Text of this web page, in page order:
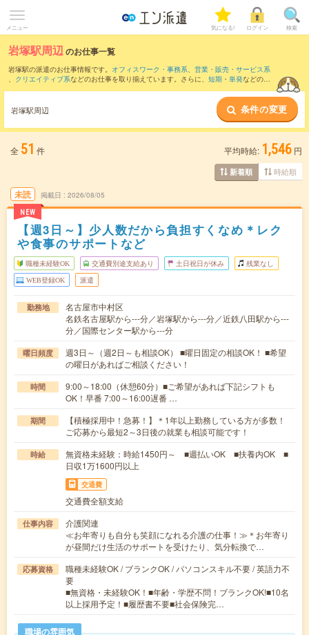
メニュー 気になる! ログイン 検索
岩塚駅周辺のお仕事一覧
岩塚駅の派遣のお仕事情報です。 オフィスワーク・事務系、 営業・販売・サービス系
、 クリエイティブ系などのお仕事を取り揃えています。さらに、 短期 ・ 単発などの期
また、名古屋駅 国際センター駅など
近隣駅のお仕事もご確認いただけます。
岩塚駅周辺 条件の変更
全 51 件 平均時給: 1,546 円
新着順 時給順
未読
NEW
掲載日 2026/08/05
【週3日～】少人数だから負担すくなめ＊レク
や食事のサポートなど
職種未経験OK 交通費別途支給あり 土日祝日が休み 残業なし
WEB登録OK 派遣
勤務地
名古屋市中村区
名鉄名古屋駅から---分／岩塚駅から---分／近鉄八田駅から---
分／国際センター駅から---分
曜日頻度
週3日～（週2日～も相談OK） ■曜日固定の相談OK！ ■希望
の曜日があればご相談ください！
時間
9:00～18:00（休憩60分）■ご希望があれば下記シフトも
OK！早番 7:00～16:00遅番 …
期間
【積極採用中！急募！】＊1年以上勤務している方が多数！
ご応募から最短2～3日後の就業も相談可能です！
時給
無資格未経験：時給1450円～ ■週払いOK ■扶養内OK ■
日収1万1600円以上
交通費
交通費全額支給
仕事内容
介護関連
≪お年寄りも自分も笑顔になれる介護の仕事！≫＊お年寄り
が昼間だけ生活のサポートを受けたり、気分転換で…
応募資格
職種未経験OK / ブランクOK / パソコンスキル不要 / 英語力不
要
■無資格・未経験OK！■年齢・学歴不問！ブランクOK!■10名
以上採用予定！■履歴書不要■社会保険完…
職場の雰囲気